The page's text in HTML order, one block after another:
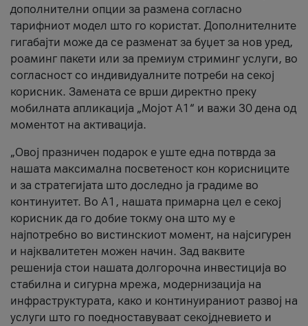
дополнителни опции за размена согласно
тарифниот модел што го користат. Дополнителните
гигабајти може да се разменат за буџет за нов уред,
роаминг пакети или за премиум стриминг услуги, во
согласност со индивидуалните потреби на секој
корисник. Замената се врши директно преку
мобилната апликација „Мојот А1“ и важи 30 дена од
моментот на активација.
„Овој празничен подарок е уште една потврда за
нашата максимална посветеност кон корисниците
и за стратегијата што доследно ја градиме во
континуитет. Во А1, нашата примарна цел е секој
корисник да го добие токму она што му е
најпотребно во вистинскиот момент, на најсигурен
и најквалитетен можен начин. Зад ваквите
решенија стои нашата долгорочна инвестиција во
стабилна и сигурна мрежа, модернизација на
инфраструктурата, како и континуираниот развој на
услуги што го поедноставуваат секојдневието и